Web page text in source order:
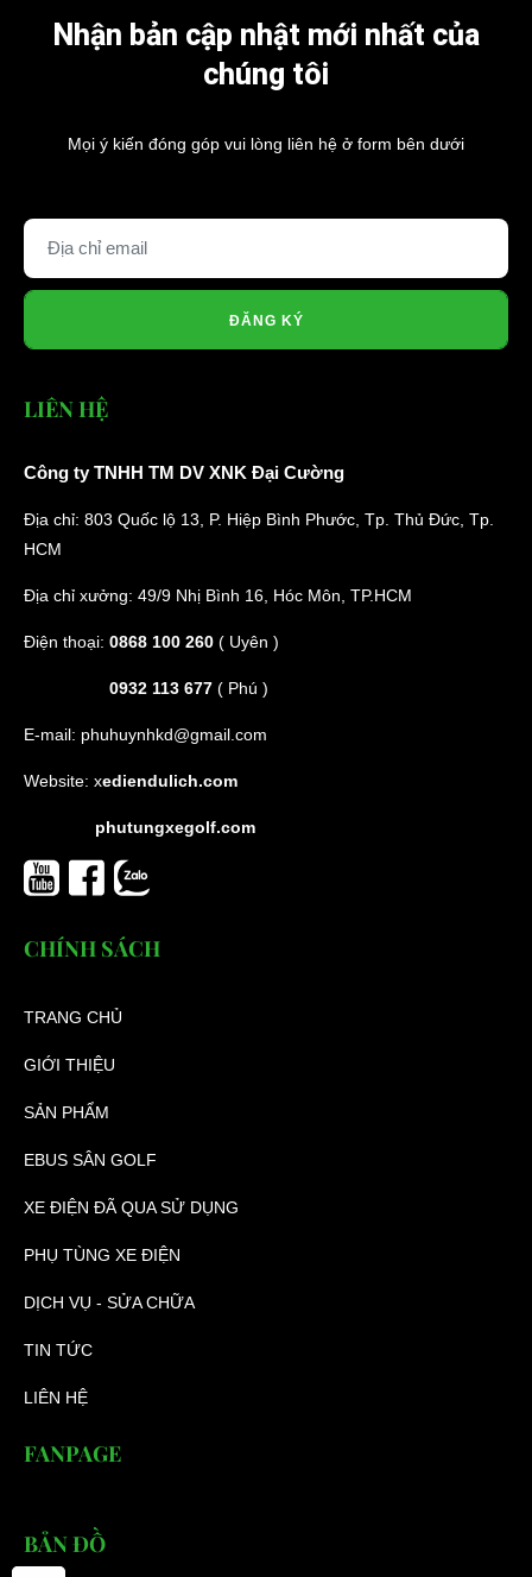
Nhận bản cập nhật mới nhất của
chúng tôi
Mọi ý kiến đóng góp vui lòng liên hệ ở form bên dưới
ĐĂNG KÝ
LIÊN HỆ
Công ty TNHH TM DV XNK Đại Cường
Địa chỉ: 803 Quốc lộ 13, P. Hiệp Bình Phước, Tp. Thủ Đức, Tp.
HCM
Địa chỉ xưởng: 49/9 Nhị Bình 16, Hóc Môn, TP.HCM
Điện thoại: 0868 100 260 ( Uyên )
0932 113 677 ( Phú )
E-mail: phuhuynhkd@gmail.com
Website: xediendulich.com
phutungxegolf.com
CHÍNH SÁCH
TRANG CHỦ
GIỚI THIỆU
SẢN PHẨM
EBUS SÂN GOLF
XE ĐIỆN ĐÃ QUA SỬ DỤNG
PHỤ TÙNG XE ĐIỆN
DỊCH VỤ - SỬA CHỮA
TIN TỨC
LIÊN HỆ
FANPAGE
BẢN ĐỒ